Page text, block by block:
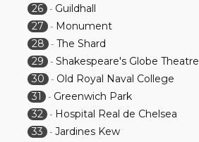
26 - Guildhall
27
- Monument
28
- The Shard
29
-Shakespeare's Globe Theatre
30
- Old Royal Naval College
31
- Greenwich Park
32 - Hospital Real de Chelsea
33
-Jardines Kew